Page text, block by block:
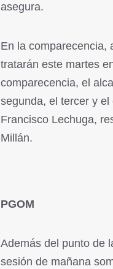
asegura.
En la comparecencia,
tratarán este martes
comparecencia, el
segunda, el tercer y
Francisco Lechuga,
Millán.
PGOM
Además del punto de
sesión de mañana